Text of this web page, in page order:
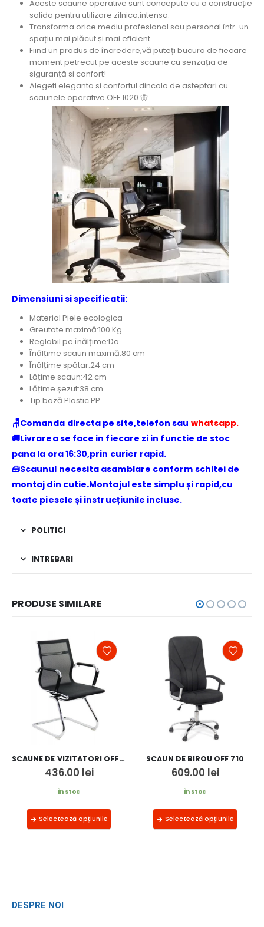
Aceste scaune operative sunt concepute cu o construcție
solida pentru utilizare zilnica,intensa.
Transforma orice mediu profesional sau personal într-un
spațiu mai plăcut și mai eficient.
Fiind un produs de încredere,vă puteți bucura de fiecare
moment petrecut pe aceste scaune cu senzația de
siguranță si confort!
Alegeti eleganta si confortul dincolo de asteptari cu
scaunele operative OFF 1020.🦋
Dimensiuni si specificatii:
Material Piele ecologica
Greutate maximă:100 Kg
Reglabil pe înălțime:Da
Înălțime scaun maximă:80 cm
Înălțime spătar:24 cm
Lățime scaun:42 cm
Lățime șezut:38 cm
Tip bază Plastic PP
🪑Comanda directa pe site,telefon sau whatsapp.
🚚Livrarea se face in fiecare zi in functie de stoc
pana la ora 16:30,prin curier rapid.
🧰Scaunul necesita asamblare conform schitei de
montaj din cutie.Montajul este simplu și rapid,cu
toate piesele și instrucțiunile incluse.
POLITICI
INTREBARI
PRODUSE SIMILARE
SCAUNE DE VIZITATORI OFF 804
436.00 lei
În stoc
Selectează opțiunile
SCAUN DE BIROU OFF 710
609.00 lei
În stoc
Selectează opțiunile
DESPRE NOI